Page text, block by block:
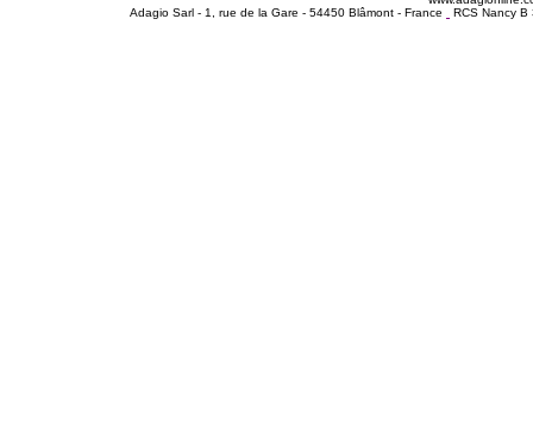
Adagio Sarl - 1, rue de la Gare - 54450 Blâmont - France
RCS Nancy B